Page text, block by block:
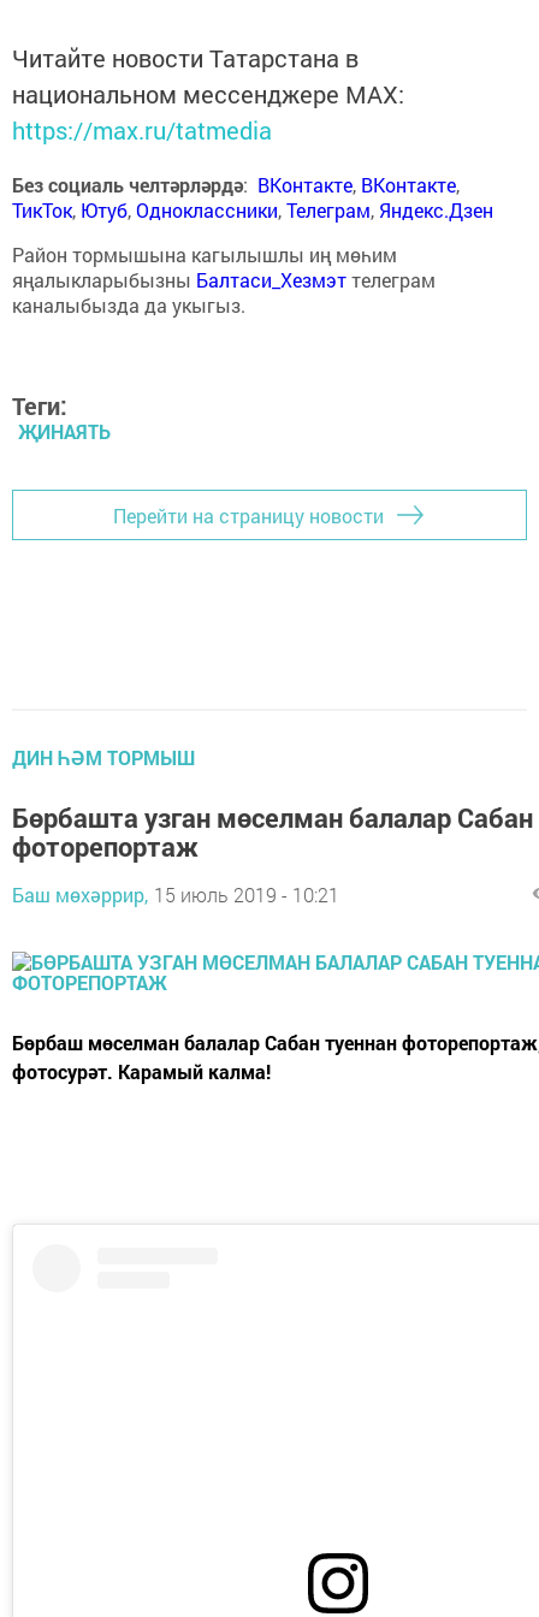
Читайте новости Татарстана в
национальном мессенджере MАХ:
https://max.ru/tatmedia
Без социаль челтәрләрдә: ВКонтакте, ВКонтакте,
ТикТок, Ютуб,Одноклассники,Телеграм, Яндекс.Дзен
Район тормышына кагылышлы иң мөһим
яңалыкларыбызны Балтаси_Хезмэттелеграм
каналыбызда да укыгыз.
Теги:
ҖИНАЯТЬ
Перейти на страницу новости
ДИН ҺӘМ ТОРМЫШ
Бөрбашта узган мөселман балалар Сабан
фоторепортаж
Баш мөхәррир, 15 июль 2019 - 10:21
Бөрбаш мөселман балалар Сабан туеннан
фотосурәт. Карамый калма!